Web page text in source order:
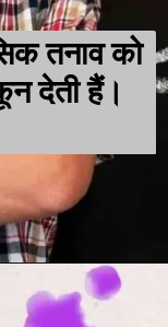
तनाव को
देती हैं।